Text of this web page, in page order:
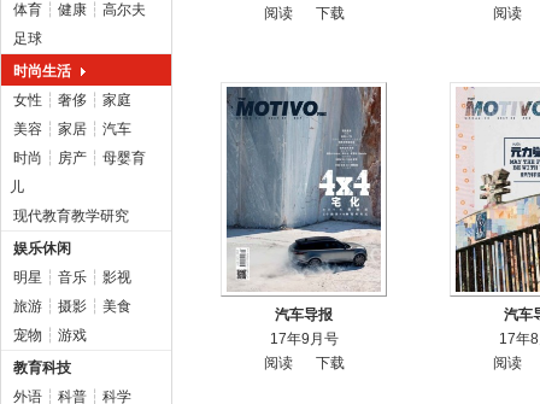
体育 ┆ 健康 ┆ 高尔夫
足球
时尚生活
女性 ┆ 奢侈 ┆ 家庭
美容 ┆ 家居 ┆ 汽车
时尚 ┆ 房产 ┆ 母婴育
儿
现代教育教学研究
娱乐休闲
明星 ┆ 音乐 ┆ 影视
旅游 ┆ 摄影 ┆ 美食
宠物 ┆ 游戏
教育科技
外语 ┆ 科普 ┆ 科学
阅读
下载
阅读
汽车导报
17年9月号
阅读
下载
汽车
17年
阅读